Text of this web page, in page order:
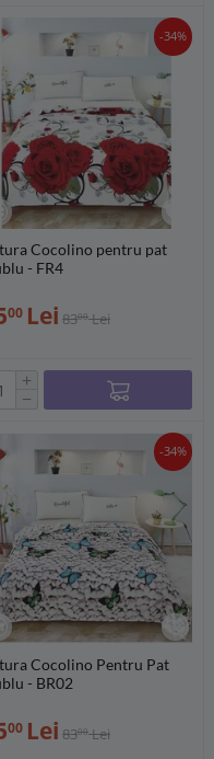
-34%
Cocolino pentru pat
- FR4
00 Lei 8300 Lei
+
−
-34%
Cocolino Pentru Pat
- BR02
00 Lei 8300 Lei